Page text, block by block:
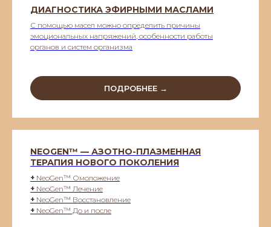
ДИАГНОСТИКА ЭФИРНЫМИ МАСЛАМИ
С помощью масел можно определить причины
эмоциональных напряжений, особенности работы
органов и систем организма
ПОДРОБНЕЕ →
NEOGEN™ — АЗОТНО-ПЛАЗМЕННАЯ
ТЕРАПИЯ НОВОГО ПОКОЛЕНИЯ
+ NeoGen™ Омоложение
+ NeoGen™ Лечение
+ NeoGen™ Восстановление
+ NeoGen™ До и после